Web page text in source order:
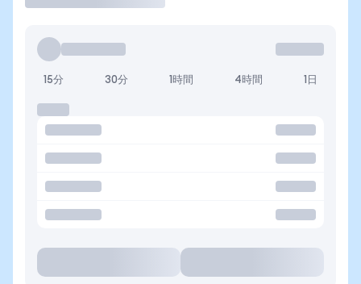
15分 30分 1時間 4時間 1日